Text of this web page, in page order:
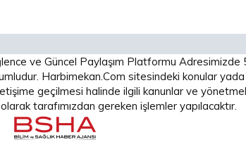
ve Güncel Paylaşım Platformu Adresimizde
Harbimekan.Com sitesindeki konular
geçilmesi halinde ilgili kanunlar ve
tarafımızdan gereken işlemler yapılacaktır.